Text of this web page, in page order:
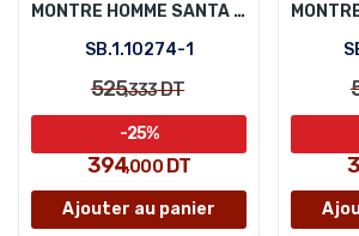
MONTRE HOMME SANTA BARBARA POLO SB.1.10274-1
SB.1.10274-1
525,333DT
394,000DT
-25%
Ajouter au panier